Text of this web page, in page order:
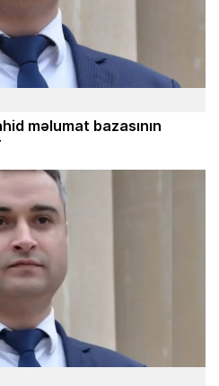
məlumat bazasının